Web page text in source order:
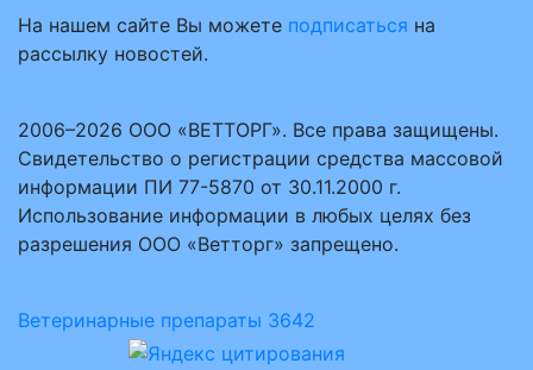
На нашем сайте Вы можете подписаться на
рассылку новостей.
2006–2026 ООО «ВЕТТОРГ». Все права защищены.
Свидетельство о регистрации средства массовой
информации ПИ 77-5870 от 30.11.2000 г.
Использование информации в любых целях без
разрешения ООО «Ветторг» запрещено.
Ветеринарные препараты 3642